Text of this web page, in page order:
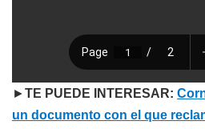
►TE PUEDE INTERESAR:
un documento con el que